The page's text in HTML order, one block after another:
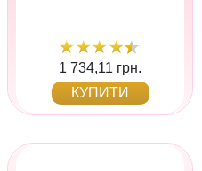
1 734,11 грн.
КУПИТИ